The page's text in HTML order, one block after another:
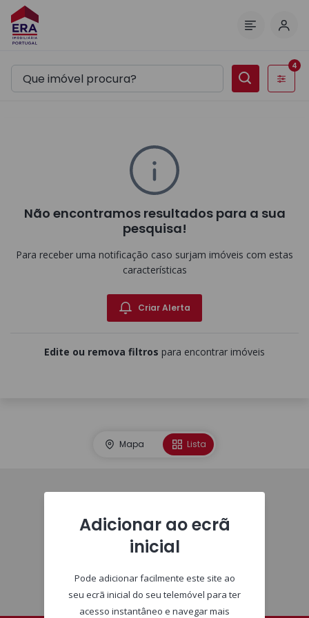
Filtros
4
Não encontramos resultados para a sua
pesquisa!
Para receber uma notificação caso surjam imóveis com estas
características
Criar Alerta
Edite ou remova filtros para encontrar imóveis
Mapa Lista
Adicionar ao ecrã
inicial
Pode adicionar facilmente este site ao
seu ecrã inicial do seu telemóvel para ter
acesso instantâneo e navegar mais